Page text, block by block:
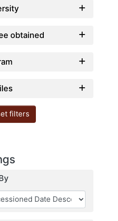
obtained
filters